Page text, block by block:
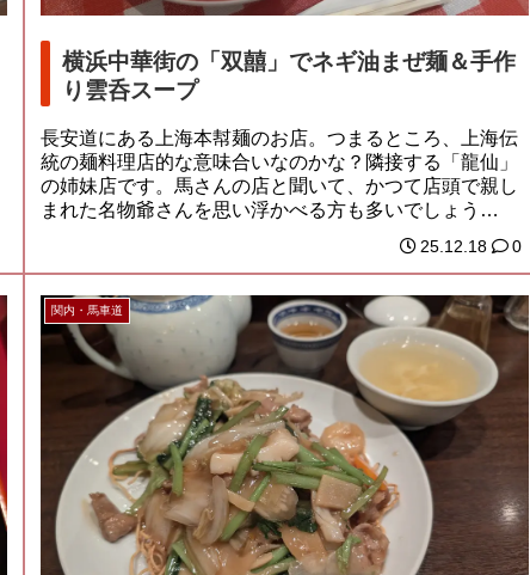
横浜中華街の「双囍」でネギ油まぜ麺＆手作
り雲呑スープ
長安道にある上海本幇麺のお店。つまるところ、上海伝
統の麺料理店的な意味合いなのかな？隣接する「龍仙」
の姉妹店です。馬さんの店と聞いて、かつて店頭で親し
まれた名物爺さんを思い浮かべる方も多いでしょう
25.12.18 0
関内・馬車道